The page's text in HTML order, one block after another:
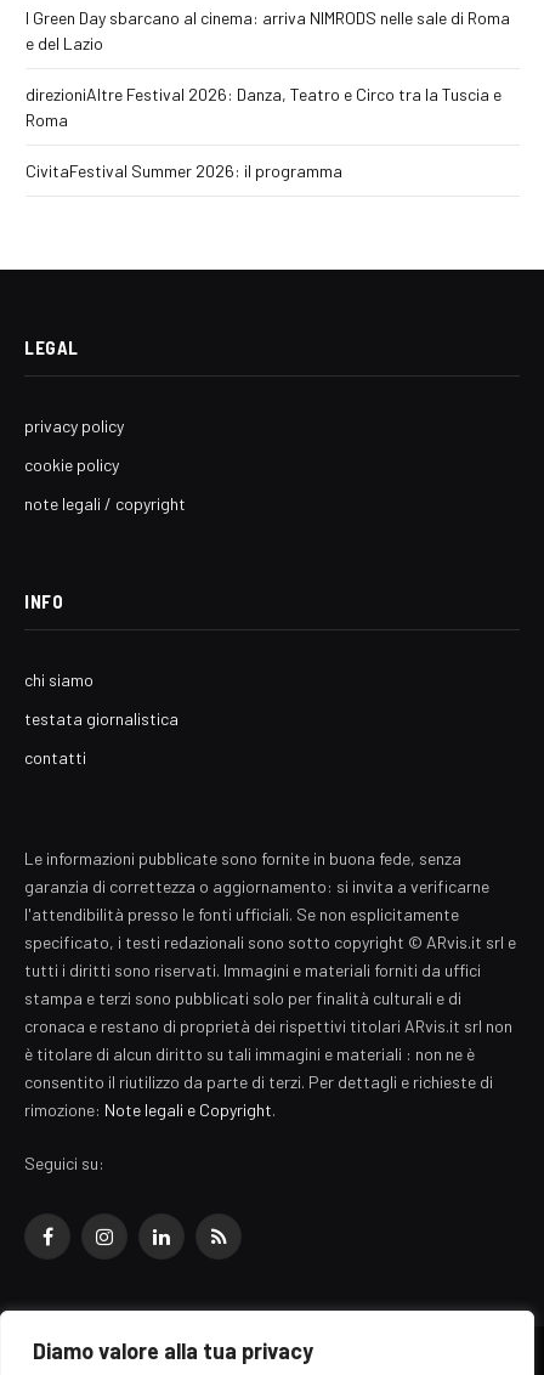
Diamo valore alla tua privacy
I Green Day sbarcano al cinema: arriva NIMRODS nelle sale di Roma
e del Lazio
direzioniAltre Festival 2026: Danza, Teatro e Circo tra la Tuscia e
Roma
CivitaFestival Summer 2026: il programma
LEGAL
privacy policy
cookie policy
note legali / copyright
INFO
chi siamo
testata giornalistica
contatti
Le informazioni pubblicate sono fornite in buona fede, senza
garanzia di correttezza o aggiornamento: si invita a verificarne
l'attendibilità presso le fonti ufficiali. Se non esplicitamente
specificato, i testi redazionali sono sotto copyright © ARvis.it srl e
tutti i diritti sono riservati. Immagini e materiali forniti da uffici
stampa e terzi sono pubblicati solo per finalità culturali e di
cronaca e restano di proprietà dei rispettivi titolari ARvis.it srl non
è titolare di alcun diritto su tali immagini e materiali : non ne è
consentito il riutilizzo da parte di terzi. Per dettagli e richieste di
rimozione: Note legali e Copyright.
Seguici su:
FacebookInstagramLinkedInRSS